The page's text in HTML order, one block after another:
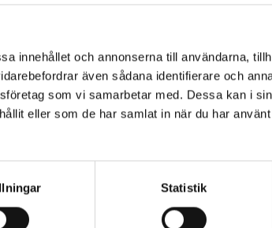
innehållet och annonserna till användarna,
även sådana identifierare och
som vi samarbetar med. Dessa kan i
eller som de har samlat in när du har
Statistik